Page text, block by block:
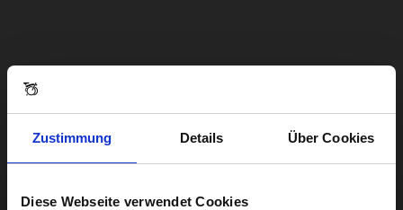
Zustimmung Details Über Cookies
Diese Webseite verwendet Cookies